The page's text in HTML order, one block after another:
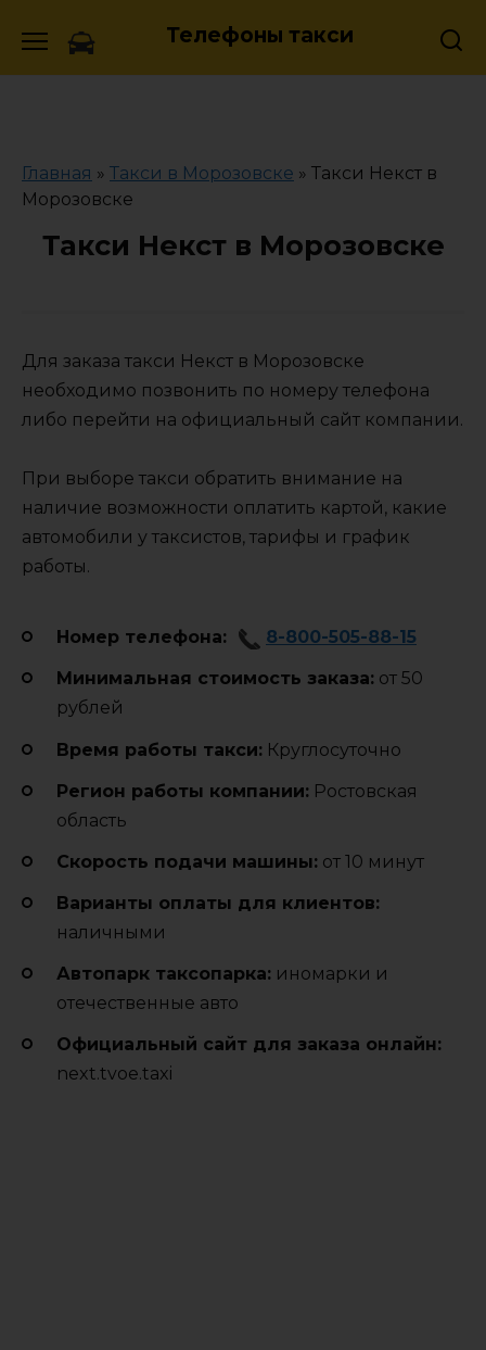
Телефоны такси
Главная » Такси в Морозовске » Такси Некст в
Морозовске
Такси Некст в Морозовске
Для заказа такси Некст в Морозовске
необходимо позвонить по номеру телефона
либо перейти на официальный сайт компании.
При выборе такси обратить внимание на
наличие возможности оплатить картой, какие
автомобили у таксистов, тарифы и график
работы.
Номер телефона: 8-800-505-88-15
Минимальная стоимость заказа: от 50
рублей
Время работы такси: Круглосуточно
Регион работы компании: Ростовская
область
Cкорость подачи машины: от 10 минут
Варианты оплаты для клиентов:
наличными
Автопарк таксопарка: иномарки и
отечественные авто
Официальный сайт для заказа онлайн:
next.tvoe.taxi